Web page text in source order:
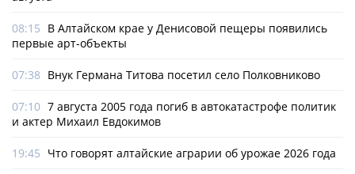
08:15 В Алтайском крае у Денисовой пещеры появились
первые арт-объекты
07:38 Внук Германа Титова посетил село Полковниково
07:10 7 августа 2005 года погиб в автокатастрофе политик
и актер Михаил Евдокимов
19:45 Что говорят алтайские аграрии об урожае 2026 года